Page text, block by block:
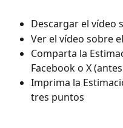
Descargar el vídeo
Ver el vídeo sobre
Comparta la
Facebook o X
Imprima la
tres puntos ​​​​​​​​